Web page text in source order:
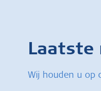
Laatste
Wij houden u op